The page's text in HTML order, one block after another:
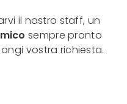
il nostro staff, un
sempre pronto
vostra richiesta.